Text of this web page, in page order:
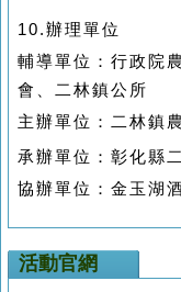
10.辦理單位
輔導單位：行政院
會、二林鎮公所
主辦單位：二林鎮
承辦單位： 彰化縣
協辦單位：金玉湖
活動官網